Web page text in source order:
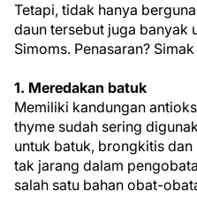
Tetapi, tidak hanya
daun tersebut juga banyak
Simoms. Penasaran?
1. Meredakan batuk
Memiliki kandungan
thyme sudah sering
untuk batuk, brongkitis dan
tak jarang dalam
salah satu bahan obat-